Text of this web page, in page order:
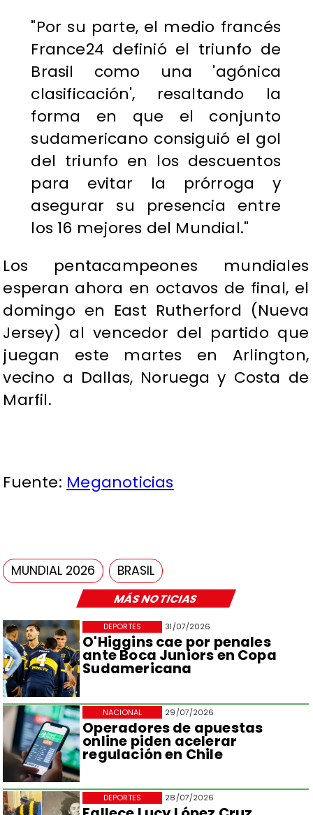
MÁS NOTICIAS
31/07/2026
O'Higgins cae por penales
ante Boca Juniors en Copa
Sudamericana
DEPORTES
29/07/2026
Operadores de apuestas
online piden acelerar
regulación en Chile
NACIONAL
28/07/2026
DEPORTES
"Por su parte, el medio francés
France24 definió el triunfo de
Brasil como una 'agónica
clasificación', resaltando la
forma en que el conjunto
sudamericano consiguió el gol
del triunfo en los descuentos
para evitar la prórroga y
asegurar su presencia entre
los 16 mejores del Mundial."
Los pentacampeones mundiales
esperan ahora en octavos de final, el
domingo en East Rutherford (Nueva
Jersey) al vencedor del partido que
juegan este martes en Arlington,
vecino a Dallas, Noruega y Costa de
Marfil.
Fuente: Meganoticias
MUNDIAL 2026 BRASIL